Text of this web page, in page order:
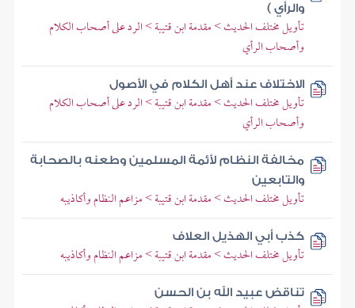
والرأي )
تأويل مختلف الحديث > مقدمة ابن قتيبة > الرد على أصحاب الكلام
وأصحاب الرأي
الاختلاف عند أهل الكلام في الأصول
تأويل مختلف الحديث > مقدمة ابن قتيبة > الرد على أصحاب الكلام
وأصحاب الرأي
مخالفة النظام لأئمة المسلمين وطعنه بالصحابة
والتابعين
تأويل مختلف الحديث > مقدمة ابن قتيبة > مزاعم النظام وأكاذيبه
كذب أبي الهذيل العلاف
تأويل مختلف الحديث > مقدمة ابن قتيبة > مزاعم النظام وأكاذيبه
تناقض عبيد الله بن الحسن